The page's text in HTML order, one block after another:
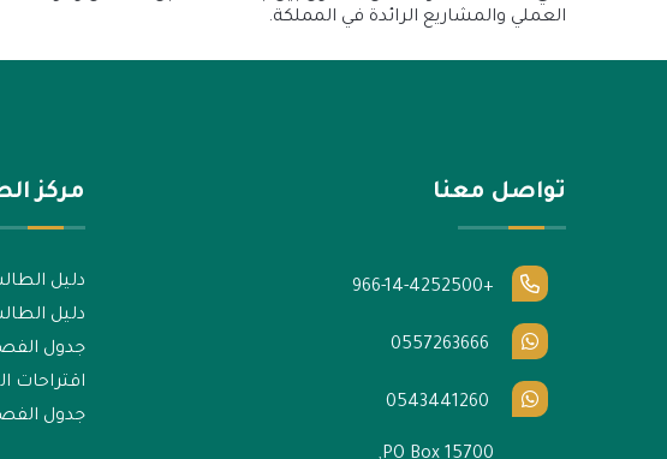
العملي والمشاريع الرائدة في المملكة.
تواصل معنا
+966-14-4252500
PO Box 15700,
مركز
دليل
دليل
جدول الفصل
اقتراحات
جدول الفصل